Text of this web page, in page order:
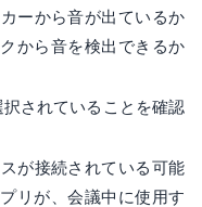
ーから音が出ているか
から音を検出できるか
されていることを確認
が接続されている可能
リが、会議中に使用す